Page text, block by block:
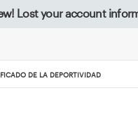
Lost your account
DE LA DEPORTIVIDAD